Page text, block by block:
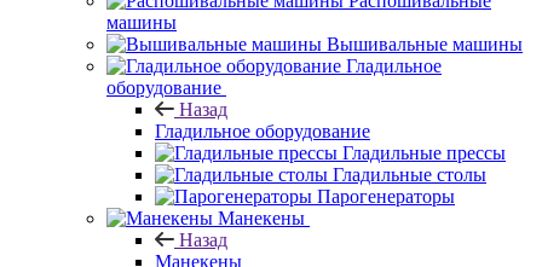
машины
Вышивальные машины
Гладильное
оборудование
Назад
Гладильное оборудование
Гладильные прессы
Гладильные столы
Парогенераторы
Манекены
Назад
Манекены